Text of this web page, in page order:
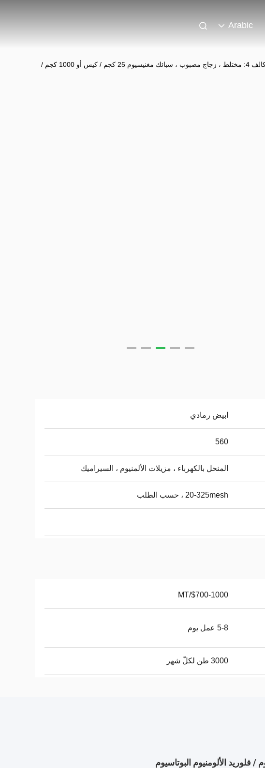
Arabic
باف كالف 4: مختلط ، زجاج مصبوب ، سبائك مغنيسيوم 25 كجم / كيس أو 1000 كجم /
ابيض رمادي
560
المنحل بالكهرباء ، مزيلات الألمنيوم ، السيراميك
20-325mesh ، حسب الطلب
$700-1000/MT
5-8 عمل يوم
3000 طن لكلّ شهر